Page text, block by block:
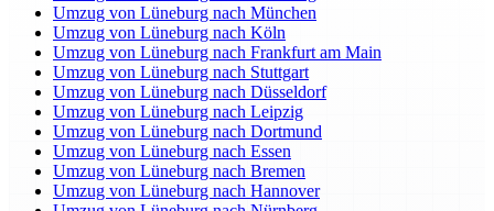
Umzug von Lüneburg nach München
Umzug von Lüneburg nach Köln
Umzug von Lüneburg nach Frankfurt am Main
Umzug von Lüneburg nach Stuttgart
Umzug von Lüneburg nach Düsseldorf
Umzug von Lüneburg nach Leipzig
Umzug von Lüneburg nach Dortmund
Umzug von Lüneburg nach Essen
Umzug von Lüneburg nach Bremen
Umzug von Lüneburg nach Hannover